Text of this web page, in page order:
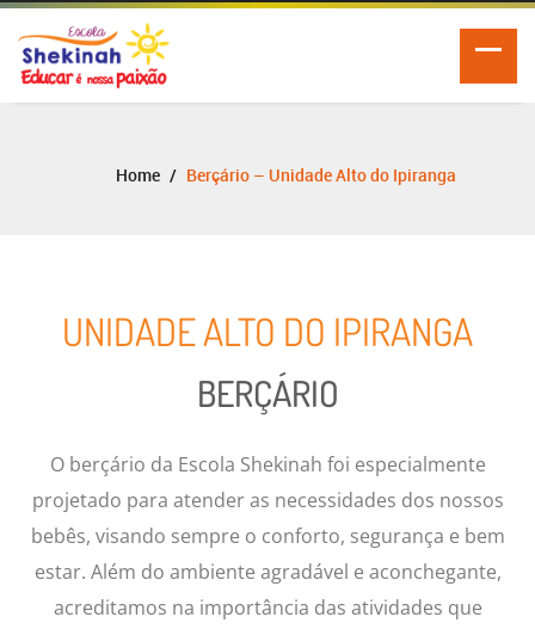
Home Berçário – Unidade Alto do Ipiranga
UNIDADE ALTO DO IPIRANGA
BERÇÁRIO
O berçário da Escola Shekinah foi especialmente
projetado para atender as necessidades dos nossos
bebês, visando sempre o conforto, segurança e bem
estar. Além do ambiente agradável e aconchegante,
acreditamos na importância das atividades que